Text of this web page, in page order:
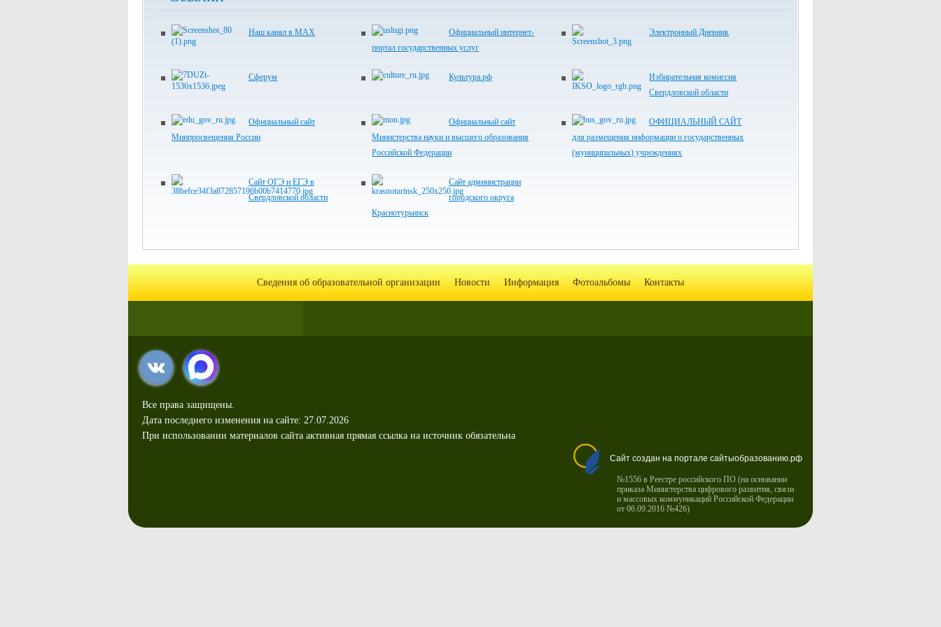
Наш канал в МАХ
Официальный интернет-
портал государственных услуг
Электронный Дневник
Сферум Культура.рф
Избирательная комиссия
Свердловской области
Официальный сайт
Минпросвещения России
Официальный сайт
Министерства науки и высшего образования
Российской Федерации
ОФИЦИАЛЬНЫЙ САЙТ
для размещения информации о государственных
(муниципальных) учреждениях
Сайт ОГЭ и ЕГЭ в
Свердловской области
Сайт администрации
городского округа
Краснотурьинск
Сведения об образовательной организации Новости Информация Фотоальбомы Контакты
Все права защищены.
Дата последнего изменения на сайте: 27.07.2026
При использовании материалов сайта активная прямая ссылка на источник обязательна
Сайт создан на портале сайтыобразованию.рф
№1556 в Реестре российского ПО (на основании
приказа Министерства цифрового развития, связи
и массовых коммуникаций Российской Федерации
от 06.09.2016 №426)